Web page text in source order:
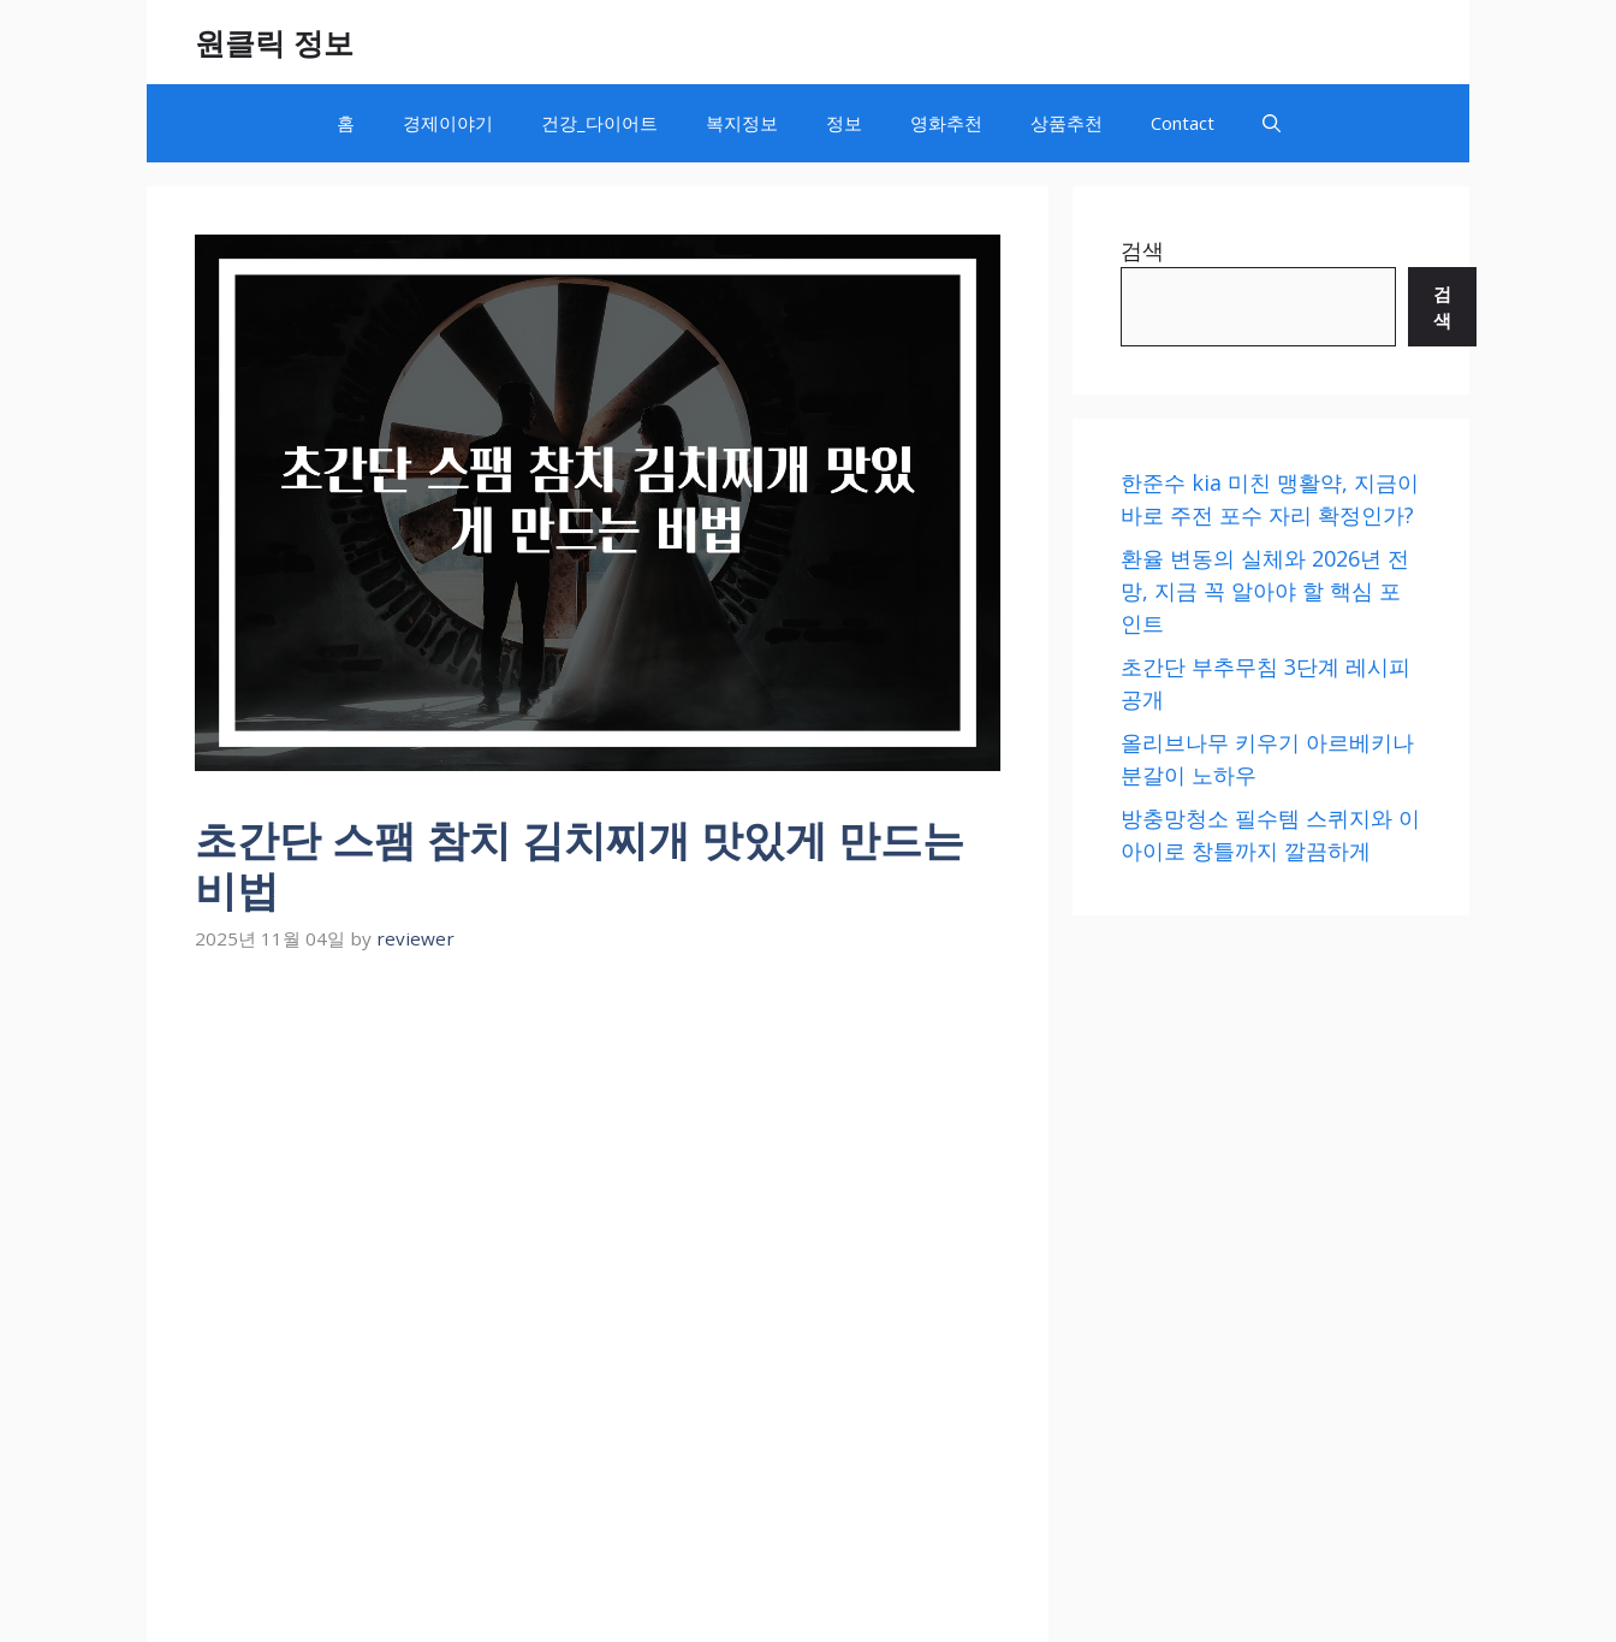
원클릭 정보
홈 경제이야기 건강_다이어트 복지정보 정보 영화추천 상품추천 Contact
초간단 스팸 참치 김치찌개 맛있게 만드는
비법
2025년 11월 04일 by reviewer
검색
검
색
한준수 kia 미친 맹활약, 지금이
바로 주전 포수 자리 확정인가?
환율 변동의 실체와 2026년 전
망, 지금 꼭 알아야 할 핵심 포
인트
초간단 부추무침 3단계 레시피
공개
올리브나무 키우기 아르베키나
분갈이 노하우
방충망청소 필수템 스퀴지와 이
아이로 창틀까지 깔끔하게